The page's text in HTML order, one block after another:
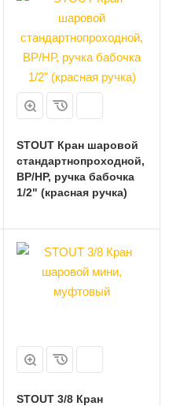
STOUT Кран шаровой
стандартнопроходной,
ВР/НР, ручка бабочка
1/2" (красная ручка)
STOUT 3/8 Кран